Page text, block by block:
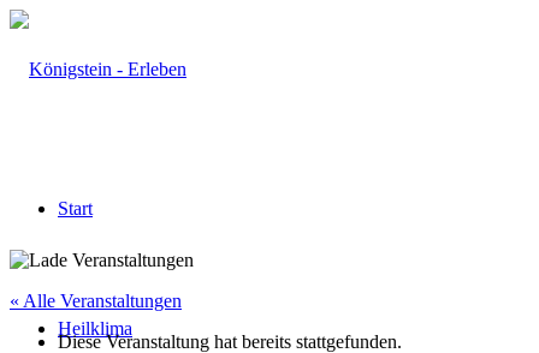
Start
Heilklima
« Alle Veranstaltungen
Diese Veranstaltung hat bereits stattgefunden.